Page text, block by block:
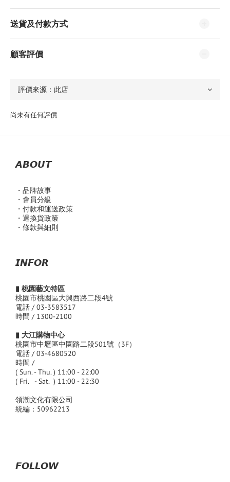
送貨及付款方式
顧客評價
尚未有任何評價
𝘼𝘽𝙊𝙐𝙏
・品牌故事
・會員分級
・付款和運送政策
・退換貨政策
・條款與細則
𝙄𝙉𝙁𝙊𝙍
▮ 桃園藝文特區
桃園市桃園區大興西路二段4號
電話 / 03-3583517
時間 / 1300-2100
▮ 大江購物中心
桃園市中壢區中園路二段501號（3F）
電話 / 03-4680520
時間 /
( Sun. - Thu. ) 11:00 - 22:00
( Fri. - Sat. ) 11:00 - 22:30
領潮文化有限公司
統編：50962213
𝙁𝙊𝙇𝙇𝙊𝙒